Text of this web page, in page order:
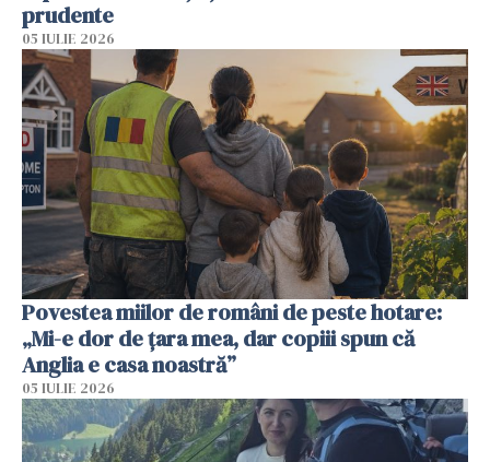
prudente
05 IULIE 2026
Povestea miilor de români de peste hotare:
„Mi-e dor de țara mea, dar copiii spun că
Anglia e casa noastră”
05 IULIE 2026